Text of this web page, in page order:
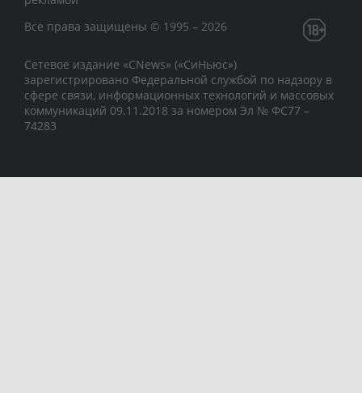
Все права защищены © 1995 – 2026
Сетевое издание «CNews» («СиНьюс»)
зарегистрировано Федеральной службой по надзору в
сфере связи, информационных технологий и массовых
коммуникаций 09.11.2018 за номером Эл № ФС77 –
74283